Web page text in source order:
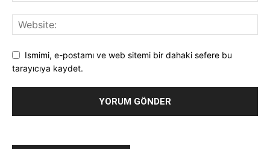
Ismimi, e-postamı ve web sitemi bir dahaki sefere bu
tarayıcıya kaydet.